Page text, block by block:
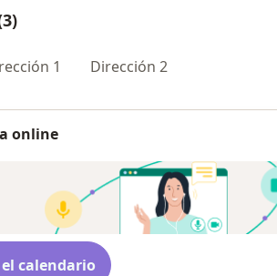
1 Dirección 2
online
calendario